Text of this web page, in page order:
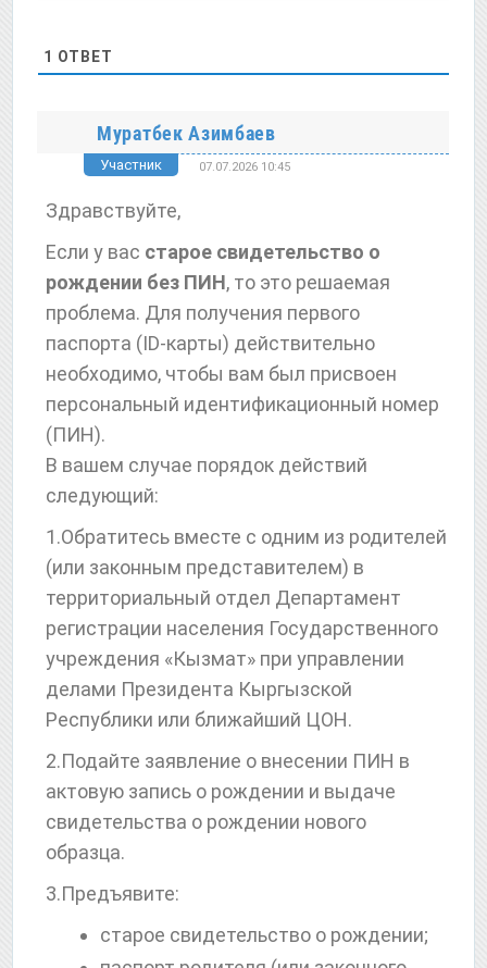
1 ОТВЕТ
Муратбек Азимбаев
Участник 07.07.2026 10:45
Здравствуйте,
Если у вас старое свидетельство о
рождении без ПИН, то это решаемая
проблема. Для получения первого
паспорта (ID-карты) действительно
необходимо, чтобы вам был присвоен
персональный идентификационный номер
(ПИН).
В вашем случае порядок действий
следующий:
1.Обратитесь вместе с одним из родителей
(или законным представителем) в
территориальный отдел Департамент
регистрации населения Государственного
учреждения «Кызмат» при управлении
делами Президента Кыргызской
Республики или ближайший ЦОН.
2.Подайте заявление о внесении ПИН в
актовую запись о рождении и выдаче
свидетельства о рождении нового
образца.
3.Предъявите:
старое свидетельство о рождении;